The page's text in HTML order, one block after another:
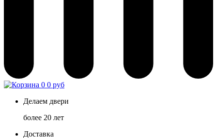
0 0 руб
Делаем двери
более 20 лет
Доставка